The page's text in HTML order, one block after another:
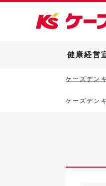
健康経営
ケーズデン
ケーズデン